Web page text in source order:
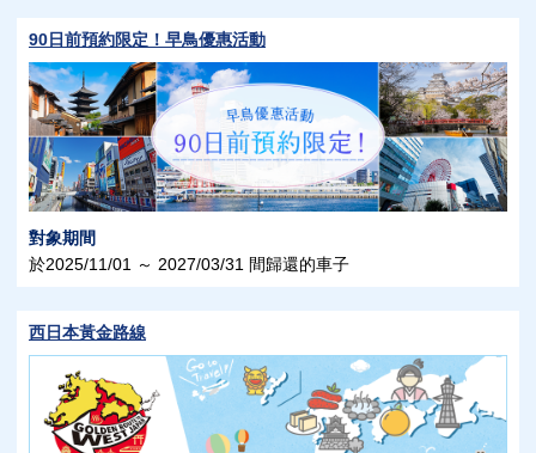
90日前預約限定！早鳥優惠活動
對象期間
於2025/11/01 ～ 2027/03/31 間歸還的車子
西日本黃金路線